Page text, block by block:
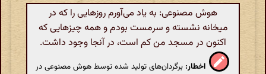
هوش مصنوعی: به یاد می‌آورم روزهایی را که در
میخانه نشسته و سرمست بودم و همه چیزهایی که
اکنون در مسجد من کم است، در آنجا وجود داشت.
اخطار: برگردان‌های تولید شده توسط هوش مصنوعی در